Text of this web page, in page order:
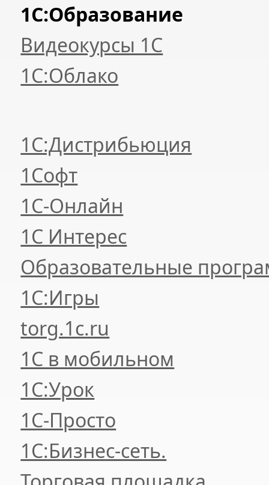
1С:Образование
Видеокурсы 1С
1С:Облако
1С:Дистрибьюция
1Софт
1С-Онлайн
1С Интерес
Образовательные
1С:Игры
torg.1c.ru
1С в мобильном
1С:Урок
1C-Просто
1С:Бизнес-сеть.